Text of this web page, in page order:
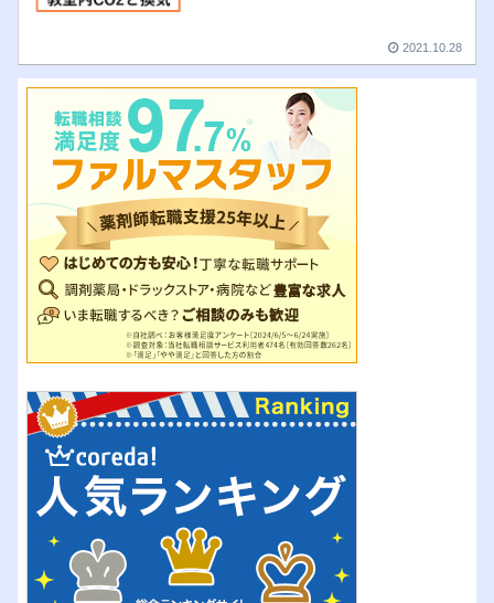
2021.10.28